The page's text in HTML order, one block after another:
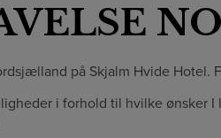
på Skjalm Hvide Hotel.
i forhold til hvilke ønsker